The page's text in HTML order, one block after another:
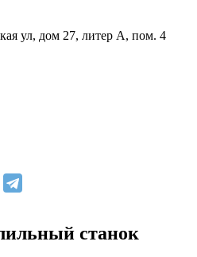
ул, дом 27, литер А, пом. 4
станок